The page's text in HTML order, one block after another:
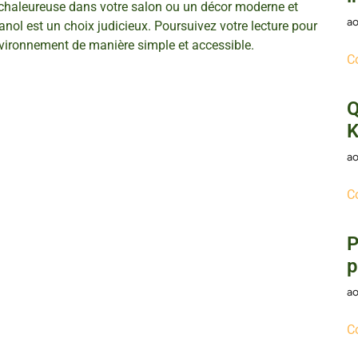
dans votre salon ou un décor moderne et
est un choix judicieux. Poursuivez votre lecture pour
de manière simple et accessible.